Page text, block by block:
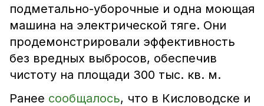
подметально-уборочные и одна моющая
машина на электрической тяге. Они
продемонстрировали эффективность
без вредных выбросов, обеспечив
чистоту на площади 300 тыс. кв. м.
Ранее сообщалось, что в Кисловодске и